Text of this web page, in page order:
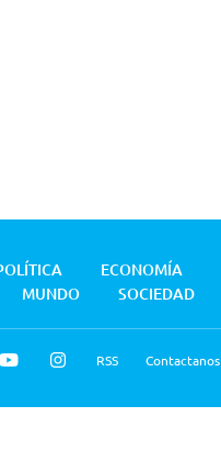
ECONOMÍA
MUNDO SOCIEDAD
RSS Contactanos